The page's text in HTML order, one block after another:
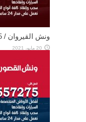
ونش القيروان / 65557275 / ونش سحب سيارات
20 مايو، 2021